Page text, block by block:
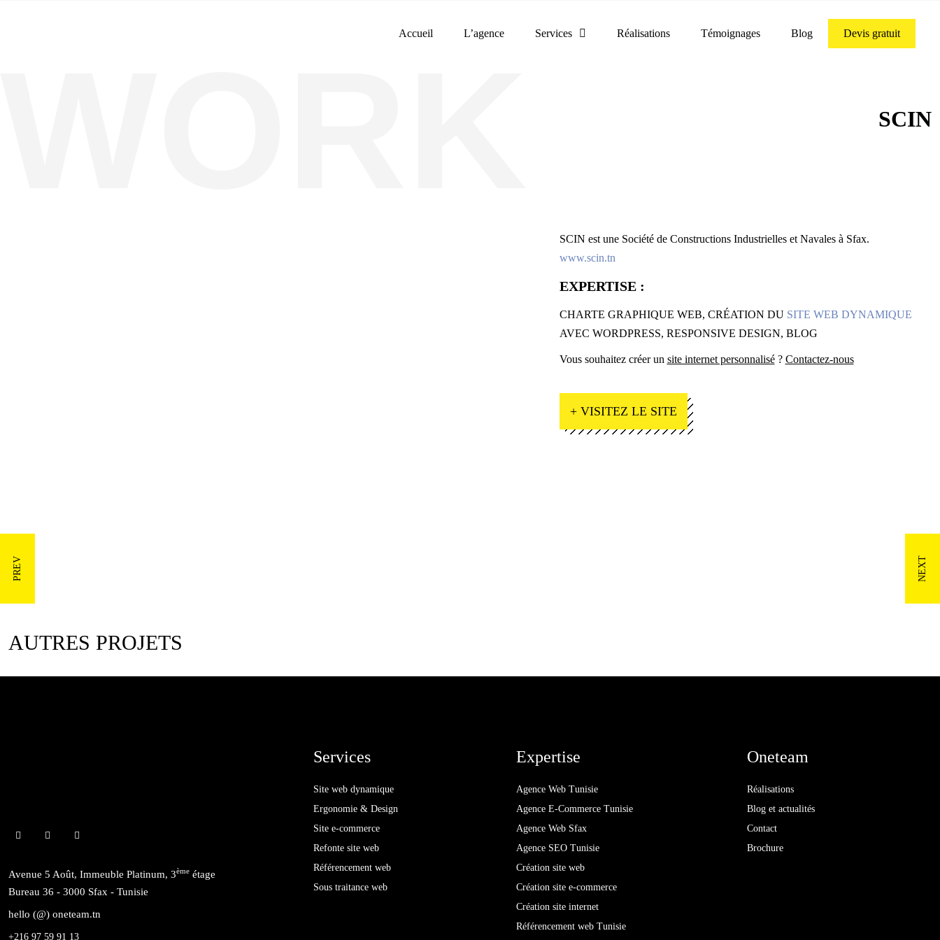
Accueil L’agence Services Réalisations Témoignages Blog Devis gratuit
SCIN
SCIN est une Société de Constructions Industrielles et Navales à Sfax.
www.scin.tn
EXPERTISE :
CHARTE GRAPHIQUE WEB, CRÉATION DU SITE WEB DYNAMIQUE
AVEC WORDPRESS, RESPONSIVE DESIGN, BLOG
Vous souhaitez créer un site internet personnalisé? Contactez-nous
+ VISITEZ LE SITE
AUTRES PROJETS
Avenue 5 Août, Immeuble Platinum, 3ème étage
Bureau 36 - 3000 Sfax - Tunisie
hello (@) oneteam.tn
+216 97 59 91 13
Services
Site web dynamique
Ergonomie & Design
Site e-commerce
Refonte site web
Référencement web
Sous traitance web
Expertise
Agence Web Tunisie
Agence E-Commerce Tunisie
Agence Web Sfax
Agence SEO Tunisie
Création site web
Création site e-commerce
Création site internet
Référencement web Tunisie
Oneteam
Réalisations
Blog et actualités
Contact
Brochure